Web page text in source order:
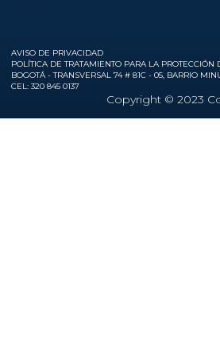
AVISO DE PRIVACIDAD
POLÍTICA DE TRATAMIENTO PARA LA PROTECCIÓN
BOGOTÁ - TRANSVERSAL 74 # 81C - 05, BARRIO
CEL: 320 845 0137
Copyright © 2023